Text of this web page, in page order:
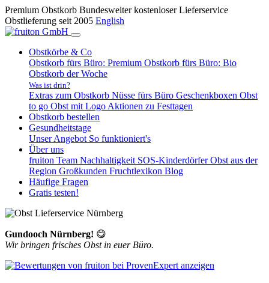
Premium Obstkorb Bundesweiter kostenloser Lieferservice
Obstlieferung seit 2005 English
Obstkörbe & Co
Obstkorb fürs Büro: Premium Obstkorb fürs Büro: Bio
Obstkorb der Woche
Was ist drin?
Extras zum Obstkorb Nüsse fürs Büro Geschenkboxen Obst
to go Obst mit Logo Aktionen zu Festtagen
Obstkorb bestellen
Gesundheitstage
Unser Angebot So funktioniert's
Über uns
fruiton Team Nachhaltigkeit SOS-KinderdörferObst aus der
Region Großkunden Fruchtlexikon Blog
Häufige Fragen
Gratis testen!
Gundooch Nürnberg! 😋
Wir bringen frisches Obst in euer Büro.